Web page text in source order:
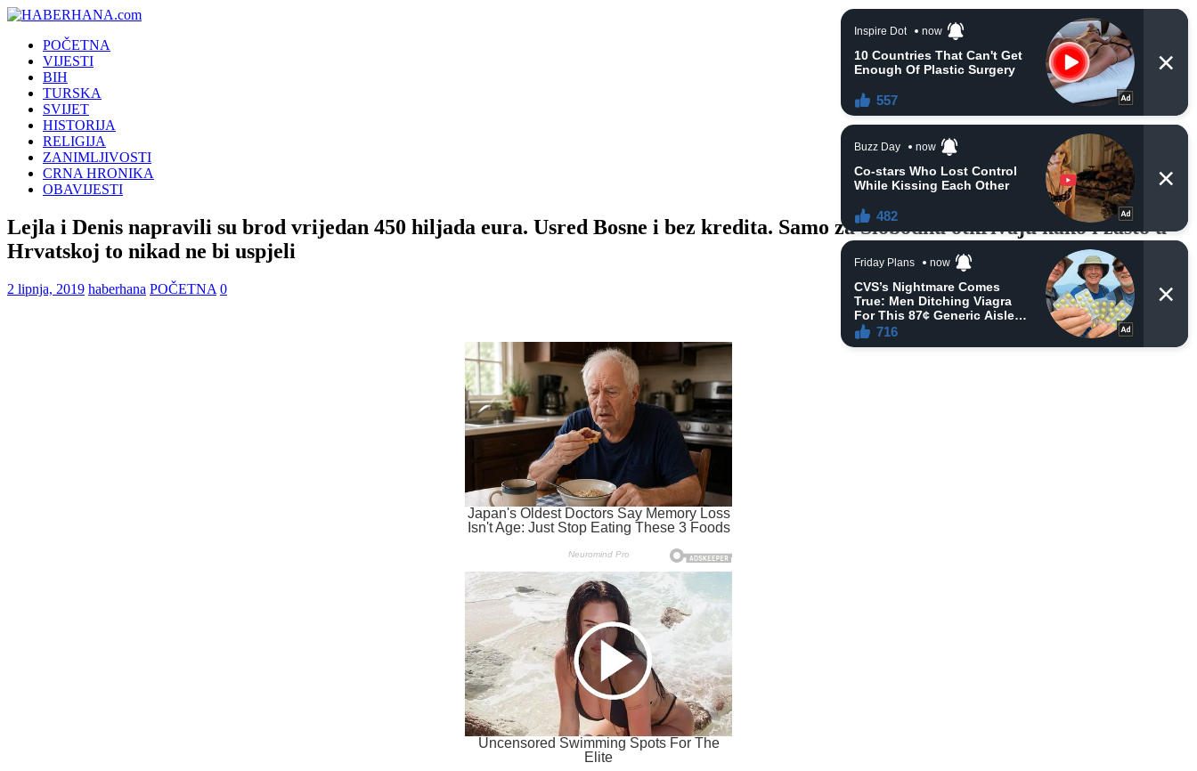
POČETNA
VIJESTI
BIH
TURSKA
SVIJET
HISTORIJA
RELIGIJA
ZANIMLJIVOSTI
CRNA HRONIKA
OBAVIJESTI
Lejla i Denis napravili su brod vrijedan 450 hiljada eura. Usred Bosne i bez kredita. Samo za Slobodnu otkrivaju kako i zašto u
Hrvatskoj to nikad ne bi uspjeli
2 lipnja, 2019 haberhana POČETNA 0